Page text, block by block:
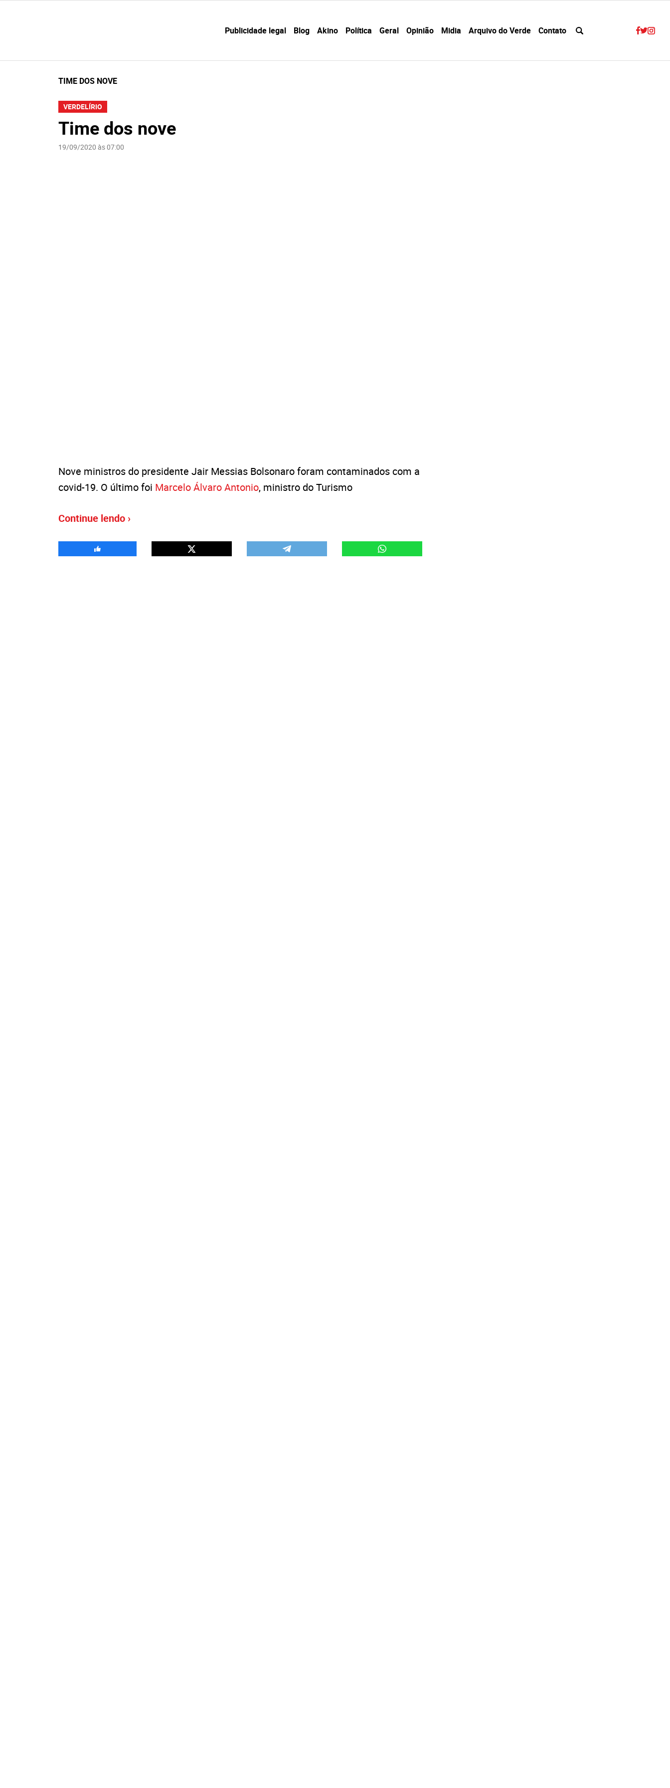
Publicidade legal Blog Akino Política Geral Opinião Midia Arquivo do Verde Contato
TIME DOS NOVE
VERDELÍRIO
Time dos nove
19/09/2020 às 07:00
Nove ministros do presidente Jair Messias Bolsonaro foram contaminados com a
covid-19. O último foi Marcelo Álvaro Antonio, ministro do Turismo
Continue lendo ›